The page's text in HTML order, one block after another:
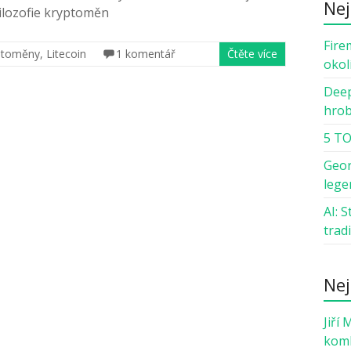
kryptoměn
, Litecoin 1 komentář Čtěte více
5
AI:
Jiří